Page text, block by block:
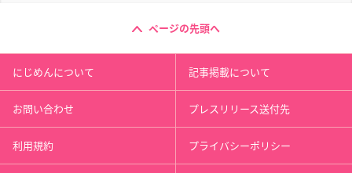
ページの先頭へ
にじめんについて 記事掲載について
お問い合わせ プレスリリース送付先
利用規約 プライバシーポリシー